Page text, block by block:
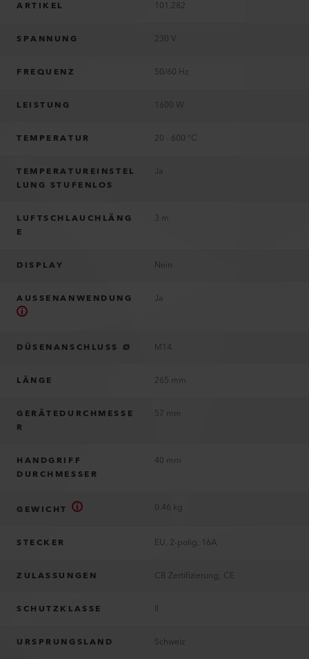
ARTIKEL 101.282
SPANNUNG 230 V
FREQUENZ 50/60 Hz
LEISTUNG 1600 W
TEMPERATUR 20 - 600 °C
TEMPERATUREINSTEL
LUNG STUFENLOS
Ja
LUFTSCHLAUCHLÄNG
E
3 m
DISPLAY Nein
AUSSENANWENDUNG Ja
DÜSENANSCHLUSS Ø M14
LÄNGE 265 mm
GERÄTEDURCHMESSE
R
57 mm
HANDGRIFF
DURCHMESSER
40 mm
GEWICHT 0.46 kg
STECKER EU, 2-polig, 16A
ZULASSUNGEN CB Zertifizierung; CE
SCHUTZKLASSE II
URSPRUNGSLAND Schweiz